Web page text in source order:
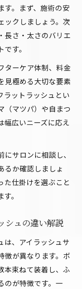
す。まず、施術の安
ックしましょう。次
長さ・太さのバリエ
す。
ターケア体制、料金
見極める大切な要素
ラットラッシュとい
（マツパ）や自まつ
幅広いニーズに応え
サロンに相談し、
るか確認しましょ
た仕掛けを選ぶこと
。
シュの違い解説
は、アイラッシュサ
徴が異なります。ボ
本束ねて装着し、ふ
のが特徴です。一